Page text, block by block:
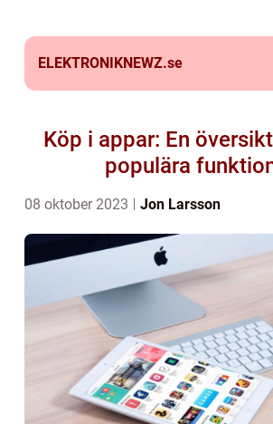
ELEKTRONIKNEWZ.se
Köp i appar: En
populära
08 oktober 2023 Jon Larsson